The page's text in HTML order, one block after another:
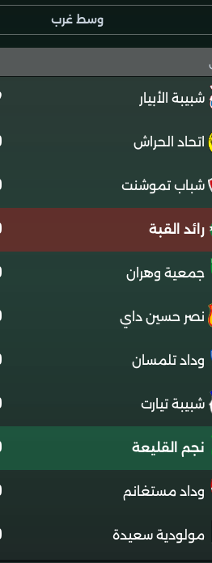
وسط غرب
شبيبة الأبيار
اتحاد الحراش
شباب تموشنت
رائد القبة
جمعية وهران
نصر حسين داي
وداد تلمسان
شبيبة تيارت
نجم القليعة
وداد مستغانم
مولودية سعيدة